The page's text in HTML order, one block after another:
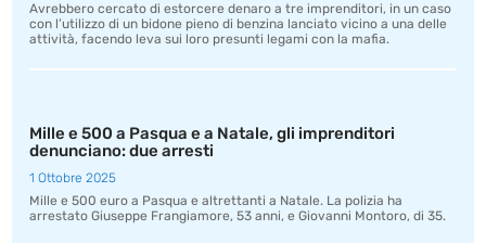
Avrebbero cercato di estorcere denaro a tre imprenditori, in un caso
con l’utilizzo di un bidone pieno di benzina lanciato vicino a una delle
attività, facendo leva sui loro presunti legami con la mafia.
Mille e 500 a Pasqua e a Natale, gli imprenditori
denunciano: due arresti
1 Ottobre 2025
Mille e 500 euro a Pasqua e altrettanti a Natale. La polizia ha
arrestato Giuseppe Frangiamore, 53 anni, e Giovanni Montoro, di 35.